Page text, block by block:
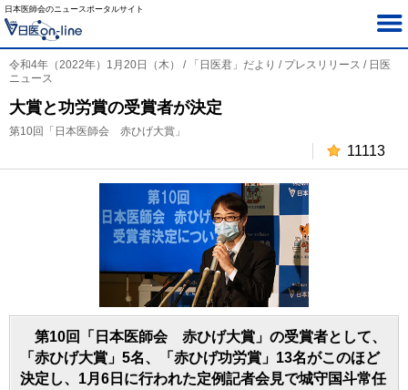
日本医師会のニュースポータルサイト
令和4年（2022年）1月20日（木） / 「日医君」だより / プレスリリース / 日医
ニュース
大賞と功労賞の受賞者が決定
第10回「日本医師会 赤ひげ大賞」
11113
第10回「日本医師会 赤ひげ大賞」の受賞者として、
「赤ひげ大賞」5名、「赤ひげ功労賞」13名がこのほど
決定し、1月6日に行われた定例記者会見で城守国斗常任